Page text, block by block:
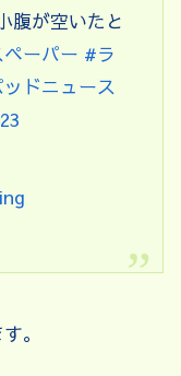
腹が空いたと
ーパー #ラ
ドニュース
。